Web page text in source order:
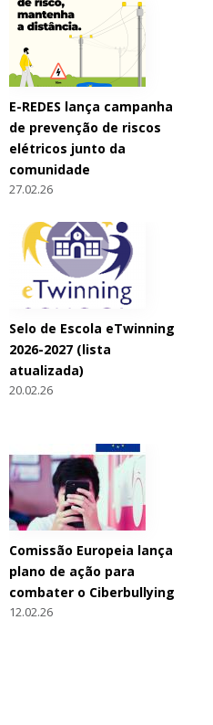
E-REDES lança campanha
de prevenção de riscos
elétricos junto da
comunidade
27.02.26
Selo de Escola eTwinning
2026-2027 (lista
atualizada)
20.02.26
Comissão Europeia lança
plano de ação para
combater o Ciberbullying
12.02.26